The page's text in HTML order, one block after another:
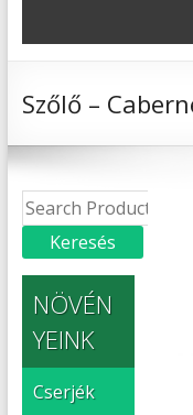
Szőlő –
NÖVÉN
YEINK
Cserjék